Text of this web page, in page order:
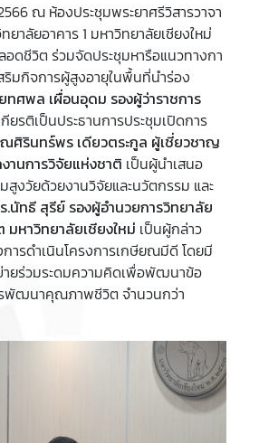
ณ ห้องประชุมพระยาศรีวิสารวาจา
ยาลัยอาคาร 1 มหาวิทยาลัยเชียงใหม่
ดชีวิต ร่วมจัดประชุมหารือแนวทางกา
มกิจการผู้สูงอายุในพื้นที่นำร่อง
ทศพล เผื่อนอุดม รองผู้ว่าราชการ
กียรติเป็นประธานการประชุมเปิดการ
ศิรินทร์พร เดียวตระกูล ผู้เชี่ยวชาญ
านการวิจัยแห่งชาติ เป็นผู้นำเสนอ
งวัยด้วยงานวิจัยและนวัตกรรม และ
.นัทธี สุรีย์ รองผู้อำนวยการวิทยาลัย
หาวิทยาลัยเชียงใหม่ เป็นผู้กล่าว
ารดำเนินโครงการเกษียณมีดี โดยมี
ายร่วมระดมความคิดเพื่อพัฒนาข้อ
รพัฒนาคุณภาพชีวิต จำนวนกว่า